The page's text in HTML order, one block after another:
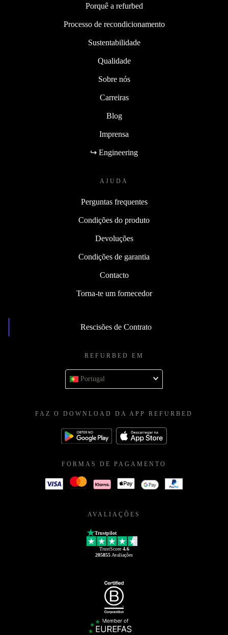
Porquê a refurbed
Processo de recondicionamento
Sustentabilidade
Qualidade
Sobre nós
Carreiras
Blog
Imprensa
↪ Engineering
AJUDA
Perguntas frequentes
Condições do produto
Devoluções
Condições de garantia
Contacto
Torna-te um fornecedor
Rescisões de Contrato
REFURBED EM
Portugal
FAZ O DOWNLOAD DA APP REFURBED
FORMAS DE PAGAMENTO
AVALIAÇÕES
Trustpilot
TrustScore 4.6
205855 Avaliações